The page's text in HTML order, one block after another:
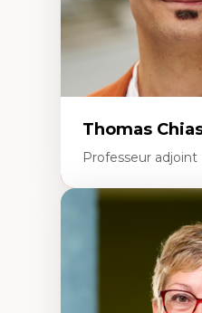
Thomas
Professeur adjoint
Théories du
Économie
Élites économiques
Sociologie
Extractivisme